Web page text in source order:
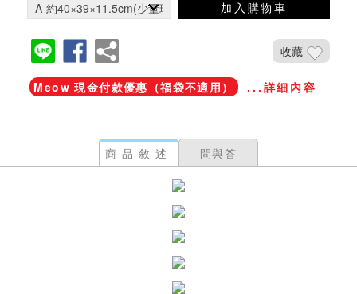
加入購物車
收藏
Meow 現金付款優惠（福袋不適用） ...詳細內容
商品敘述 問與答